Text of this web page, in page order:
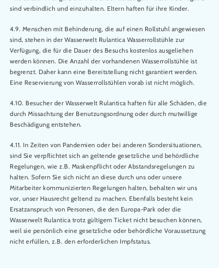
sind verbindlich und einzuhalten. Eltern haften für ihre Kinder.
4.9. Menschen mit Behinderung, die auf einen Rollstuhl angewiesen
sind, stehen in der Wasserwelt Rulantica Wasserrollstühle zur
Verfügung, die für die Dauer des Besuchs kostenlos ausgeliehen
werden können. Die Anzahl der vorhandenen Wasserrollstühle ist
begrenzt. Daher kann eine Bereitstellung nicht garantiert werden.
Eine Reservierung von Wasserrollstühlen vorab ist nicht möglich.
4.10. Besucher der Wasserwelt Rulantica haften für alle Schäden, die
durch Missachtung der Benutzungsordnung oder durch mutwillige
Beschädigung entstehen.
4.11. In Zeiten von Pandemien oder bei anderen Sondersituationen,
sind Sie verpflichtet sich an geltende gesetzliche und behördliche
Regelungen, wie z.B. Maskenpflicht oder Abstandsregelungen zu
halten. Sofern Sie sich nicht an diese durch uns oder unsere
Mitarbeiter kommunizierten Regelungen halten, behalten wir uns
vor, unser Hausrecht geltend zu machen. Ebenfalls besteht kein
Ersatzanspruch von Personen, die den Europa-Park oder die
Wasserwelt Rulantica trotz gültigem Ticket nicht besuchen können,
weil sie persönlich eine gesetzliche oder behördliche Voraussetzung
nicht erfüllen, z.B. den erforderlichen Impfstatus.